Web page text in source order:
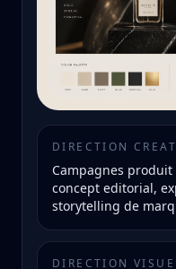
DIRECTION
Campagnes
concept editorial,
storytelling de
DIRECTION